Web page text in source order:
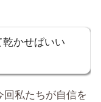
乾かせばいい
回私たちが自信を